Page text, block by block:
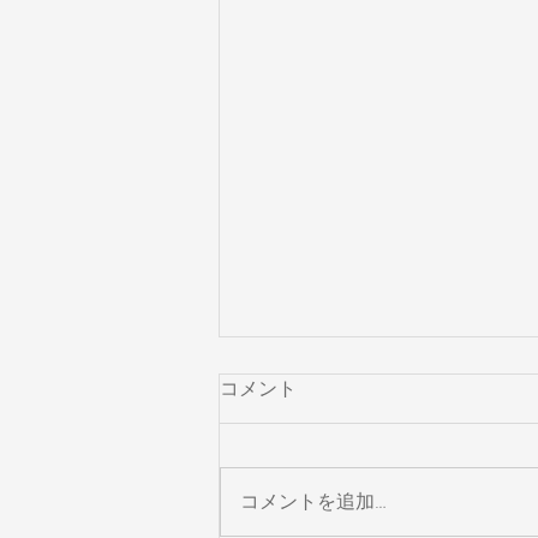
コメント
コメントを追加…